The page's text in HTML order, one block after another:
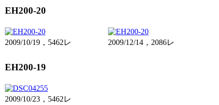
EH200-20
2009/10/19，5462レ 2009/12/14，2086レ
EH200-19
2009/10/23，5462レ